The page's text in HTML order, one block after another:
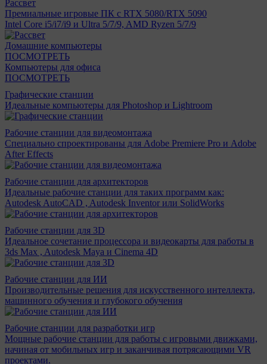
Рассвет
Премиальные игровые ПК с RTX 5080/RTX 5090
Intel Core i5/i7/i9 и Ultra 5/7/9, AMD Ryzen 5/7/9
Домашние компьютеры
ПОСМОТРЕТЬ
Компьютеры для офиса
ПОСМОТРЕТЬ
Графические станции
Идеальные компьютеры для Photoshop и Lightroom
Рабочие станции для видеомонтажа
Специально спроектированы для Adobe Premiere Pro и Adobe
After Effects
Рабочие станции для архитекторов
Идеальные рабочие станции для таких программ как:
Autodesk AutoCAD , Autodesk Inventor или SolidWorks
Рабочие станции для 3D
Идеальное сочетание процессора и видеокарты для работы в
3ds Max , Autodesk Maya и Cinema 4D
Рабочие станции для ИИ
Производительные решения для искусственного интеллекта,
машинного обучения и глубокого обучения
Рабочие станции для разработки игр
Мощные рабочие станции для работы с игровыми движками,
начиная от мобильных игр и заканчивая потрясающими VR
проектами.